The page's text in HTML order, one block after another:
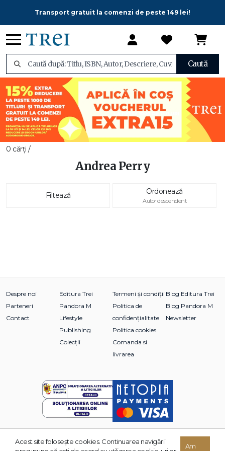
Transport gratuit la comenzi de peste 149 lei!
Caută
0 cărți /
Andrea Perry
Filtează Ordonează
Autor descendent
Despre noi
Parteneri
Contact
Editura Trei
Pandora M
Lifestyle
Publishing
Colecții
Termeni și condiții
Politica de
confidențialitate
Politica cookies
Comanda si
livrarea
Blog Editura Trei
Blog Pandora M
Newsletter
© 2026 Grupul Editorial TREI. Toate drepturile rezervate.
Acest site foloseşte cookies. Continuarea navigării
Am